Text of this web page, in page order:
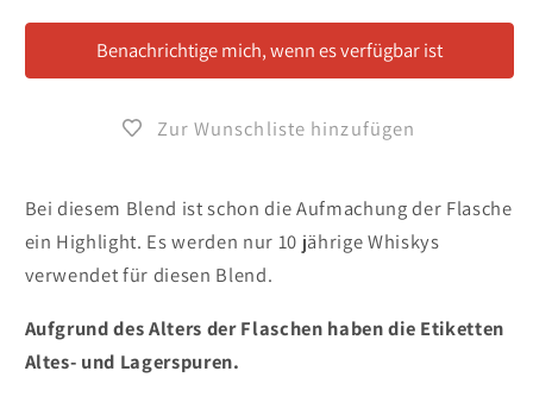
Whisky
Whisky
1440ml
Benachrichtige mich, wenn es verfügbar ist
Zur Wunschliste hinzufügen
Bei diesem Blend ist schon die Aufmachung der Flasche
ein Highlight. Es werden nur 10 jährige Whiskys
verwendet für diesen Blend.
Aufgrund des Alters der Flaschen haben die Etiketten
Altes- und Lagerspuren.